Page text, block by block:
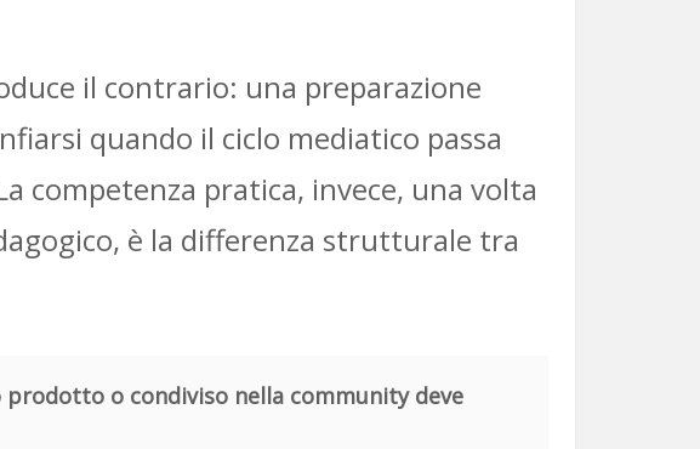
il contrario: una preparazione
quando il ciclo mediatico passa
competenza pratica, invece, una volta
è la differenza strutturale tra
o condiviso nella community deve